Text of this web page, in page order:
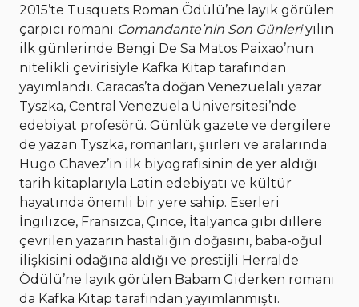
2015’te Tusquets Roman Ödülü’ne layık görülen
çarpıcı romanı Comandante’nin Son Günleriyılın
ilk günlerinde Bengi De Sa Matos Paixao’nun
nitelikli çevirisiyle Kafka Kitap tarafından
yayımlandı. Caracas’ta doğan Venezuelalı yazar
Tyszka, Central Venezuela Üniversitesi’nde
edebiyat profesörü. Günlük gazete ve dergilere
de yazan Tyszka, romanları, şiirleri ve aralarında
Hugo Chavez’in ilk biyografisinin de yer aldığı
tarih kitaplarıyla Latin edebiyatı ve kültür
hayatında önemli bir yere sahip. Eserleri
İngilizce, Fransızca, Çince, İtalyanca gibi dillere
çevrilen yazarın hastalığın doğasını, baba-oğul
ilişkisini odağına aldığı ve prestijli Herralde
Ödülü’ne layık görülen Babam Giderken romanı
da Kafka Kitap tarafından yayımlanmıştı.